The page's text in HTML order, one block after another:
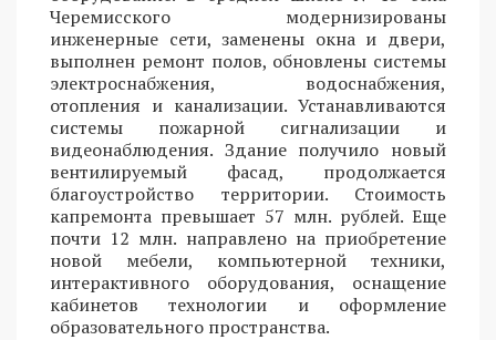
Черемисского модернизированы
инженерные сети, заменены окна и двери,
выполнен ремонт полов, обновлены системы
электроснабжения, водоснабжения,
отопления и канализации. Устанавливаются
системы пожарной сигнализации и
видеонаблюдения. Здание получило новый
вентилируемый фасад, продолжается
благоустройство территории. Стоимость
капремонта превышает 57 млн. рублей. Еще
почти 12 млн. направлено на приобретение
новой мебели, компьютерной техники,
интерактивного оборудования, оснащение
кабинетов технологии и оформление
образовательного пространства.